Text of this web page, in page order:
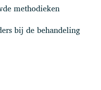
methodieken
bij de behandeling